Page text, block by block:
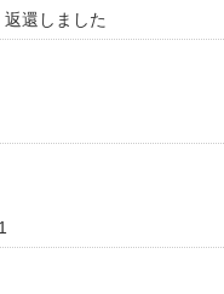
還しました